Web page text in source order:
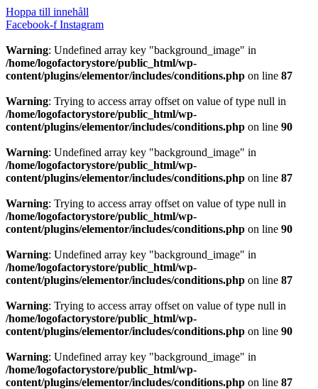
Hoppa till innehåll
Facebook-f Instagram
Warning: Undefined array key "background_image" in
/home/logofactorystore/public_html/wp-
content/plugins/elementor/includes/conditions.php on line 87
Warning: Trying to access array offset on value of type null in
/home/logofactorystore/public_html/wp-
content/plugins/elementor/includes/conditions.php on line 90
Warning: Undefined array key "background_image" in
/home/logofactorystore/public_html/wp-
content/plugins/elementor/includes/conditions.php on line 87
Warning: Trying to access array offset on value of type null in
/home/logofactorystore/public_html/wp-
content/plugins/elementor/includes/conditions.php on line 90
Warning: Undefined array key "background_image" in
/home/logofactorystore/public_html/wp-
content/plugins/elementor/includes/conditions.php on line 87
Warning: Trying to access array offset on value of type null in
/home/logofactorystore/public_html/wp-
content/plugins/elementor/includes/conditions.php on line 90
Warning: Undefined array key "background_image" in
/home/logofactorystore/public_html/wp-
content/plugins/elementor/includes/conditions.php on line 87